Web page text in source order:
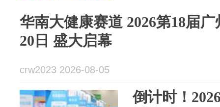
华南大健康赛道 2026第18届
20日 盛大启幕
crw2023 2026-08-05
倒计时！